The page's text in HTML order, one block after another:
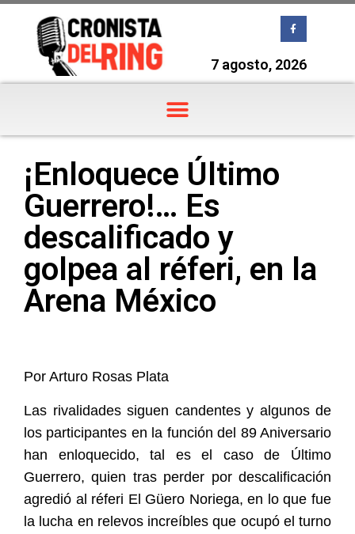
7 agosto, 2026
¡Enloquece Último
Guerrero!… Es
descalificado y
golpea al réferi, en la
Arena México
Por Arturo Rosas Plata
Las rivalidades siguen candentes y algunos de
los participantes en la función del 89 Aniversario
han enloquecido, tal es el caso de Último
Guerrero, quien tras perder por descalificación
agredió al réferi El Güero Noriega, en lo que fue
la lucha en relevos increíbles que ocupó el turno